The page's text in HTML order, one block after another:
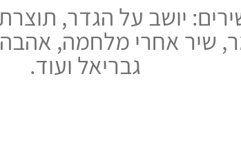
יושב על הגדר,
שיר אחרי מלחמה,
גבריאל ועוד.